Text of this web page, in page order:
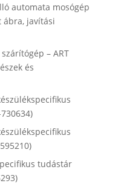
automata mosógép
ábra, javítási
– ART
és
tudástár